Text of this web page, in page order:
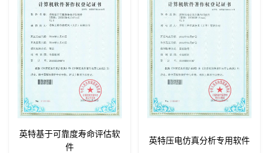
英特基于可靠度寿命评估软
件
英特压电仿真分析专用软件